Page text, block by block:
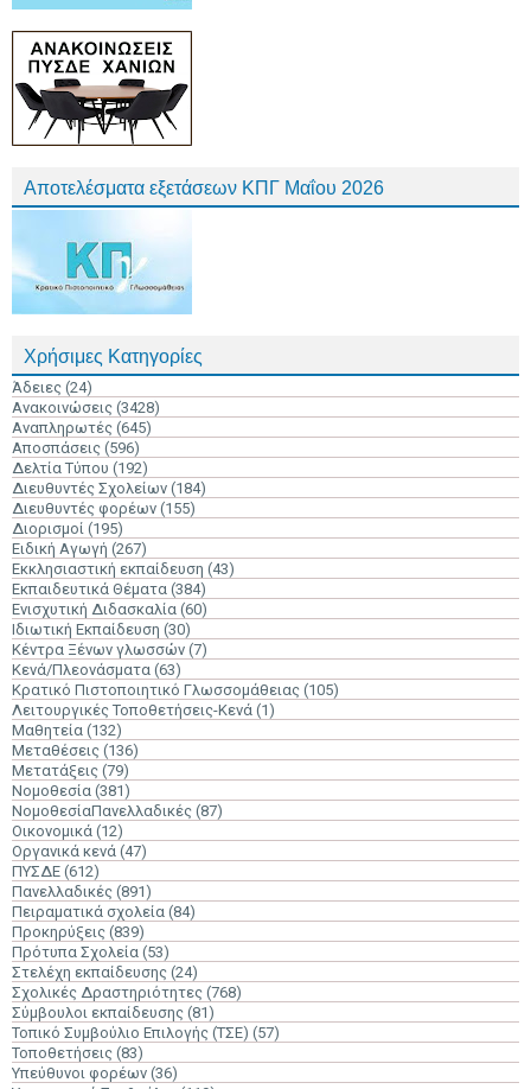
Αποτελέσματα εξετάσεων ΚΠΓ Μαΐου 2026
Χρήσιμες Κατηγορίες
Άδειες (24)
Ανακοινώσεις (3428)
Αναπληρωτές (645)
Αποσπάσεις (596)
Δελτία Τύπου (192)
Διευθυντές Σχολείων (184)
Διευθυντές φορέων (155)
Διορισμοί (195)
Ειδική Αγωγή (267)
Εκκλησιαστική εκπαίδευση (43)
Εκπαιδευτικά Θέματα (384)
Ενισχυτική Διδασκαλία (60)
Ιδιωτική Εκπαίδευση (30)
Κέντρα Ξένων γλωσσών (7)
Κενά/Πλεονάσματα (63)
Κρατικό Πιστοποιητικό Γλωσσομάθειας (105)
Λειτουργικές Τοποθετήσεις-Κενά (1)
Μαθητεία (132)
Μεταθέσεις (136)
Μετατάξεις (79)
Νομοθεσία (381)
ΝομοθεσίαΠανελλαδικές (87)
Οικονομικά (12)
Οργανικά κενά (47)
ΠΥΣΔΕ (612)
Πανελλαδικές (891)
Πειραματικά σχολεία (84)
Προκηρύξεις (839)
Πρότυπα Σχολεία (53)
Στελέχη εκπαίδευσης (24)
Σχολικές Δραστηριότητες (768)
Σύμβουλοι εκπαίδευσης (81)
Τοπικό Συμβούλιο Επιλογής (ΤΣΕ) (57)
Τοποθετήσεις (83)
Υπεύθυνοι φορέων (36)